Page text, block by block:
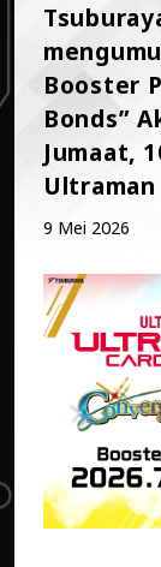
Booster
Bonds”
Jumaat,
Ultraman
9 Mei 2026